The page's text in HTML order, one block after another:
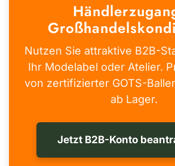
Nutzen Sie attraktive B2B-
Ihr Modelabel oder Atelier.
von zertifizierter GOTS-
ab Lager.
Jetzt B2B-Konto